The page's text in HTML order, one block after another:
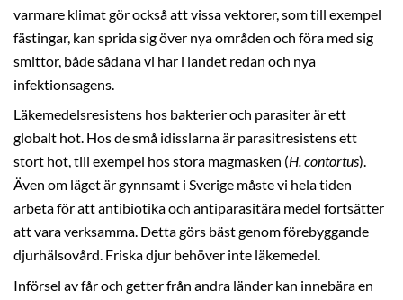
varmare klimat gör också att vissa vektorer, som till exempel
fästingar, kan sprida sig över nya områden och föra med sig
smittor, både sådana vi har i landet redan och nya
infektionsagens.
Läkemedelsresistens hos bakterier och parasiter är ett
globalt hot. Hos de små idisslarna är parasitresistens ett
stort hot, till exempel hos stora magmasken (H. contortus).
Även om läget är gynnsamt i Sverige måste vi hela tiden
arbeta för att antibiotika och antiparasitära medel fortsätter
att vara verksamma. Detta görs bäst genom förebyggande
djurhälsovård. Friska djur behöver inte läkemedel.
Införsel av får och getter från andra länder kan innebära en